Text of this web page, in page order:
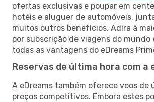
ofertas exclusivas e poupar em
hotéis e aluguer de automóveis,
muitos outros benefícios. Adira à
por subscrição de viagens do mundo
todas as vantagens do eDreams
Reservas de última hora com a
A eDreams também oferece voos de
preços competitivos. Embora estes